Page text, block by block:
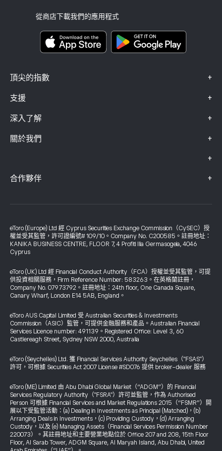
從商店下載我們的應用程式
頂尖的指數 +
支援 +
深入了解 +
關於我們 +
+
關鍵資訊文件
投訴資料（FCA 客戶）
合作夥伴 +
投資保險
eToro (Europe) Ltd 經 Cyprus Securities Exchange Commission（CySEC）授
權並受其監管，許可證編號# 109/10。Company No. C200585。註冊地址：
KANIKA BUSINESS CENTRE, FLOOR 7, 4 Profiti Ilia Germasogeia, 4046
Cyprus
eToro (UK) Ltd 經 Financial Conduct Authority（FCA）授權並受其監管，可提
供投資相關服務，Firm Reference Number: 583263。在英格蘭註冊，
Company No. 07973792。註冊地址：24th floor, One Canada Square,
Canary Wharf, London E14 5AB, England。
eToro AUS Capital Limited 受 Australian Securities & Investments
Commission（ASIC）監管，可提供金融服務和產品。Australian Financial
Services Licence number: 491139。Registered Office: Level 3, 60
Castlereagh Street, Sydney NSW 2000, Australia
eToro (Seychelles) Ltd. 獲 Financial Services Authority Seychelles（"FSAS"）
許可，可根據 Securities Act 2007 License #SD076 提供 broker-dealer 服務
eToro (ME) Limited 由 Abu Dhabi Global Market（“ADGM”）的 Financial
Services Regulatory Authority（"FSRA"）許可並監管，作為 Authorised
Person 可根據 Financial Services and Market Regulations 2015（“FSMR”）開
展以下受監管活動：(a) Dealing in Investments as Principal (Matched)，(b)
Arranging Deals in Investments，(c) Providing Custody，(d) Arranging
Custody，以及 (e) Managing Assets（Financial Services Permission Number
220073）。其註冊地址和主要營業地點位於 Office 207 and 208, 15th Floor
Floor, Al Sarab Tower, ADGM Square, Al Maryah Island, Abu Dhabi, United